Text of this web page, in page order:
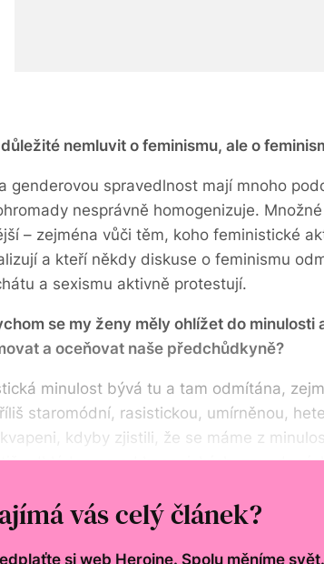
nemluvit o feminismu, ale o
genderovou spravedlnost mají mnoho
nesprávně homogenizuje. Množné
– zejména vůči těm, koho feministické
a kteří někdy diskuse o feminismu
a sexismu aktivně protestují.
se my ženy měly ohlížet do minulosti
a oceňovat naše předchůdkyně?
minulost bývá tu a tam odmítána,
staromódní, rasistickou, umírněnou,
kdyby zjistili, že se máme z
odhlédneme od kanonických,
vás celý článek?
si web Heroine. Spolu měníme svět.